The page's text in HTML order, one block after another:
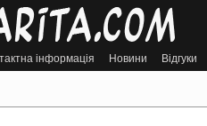
інформація Новини Відгуки